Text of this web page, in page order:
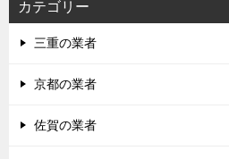
シ
ョ
カテゴリー
三重の業者
京都の業者
佐賀の業者